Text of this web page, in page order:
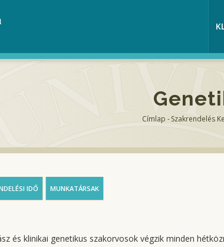
Címlap - Szakrendelés
IDŐ MUNKATÁRSAK
és klinikai genetikus szakorvosok végzik minden